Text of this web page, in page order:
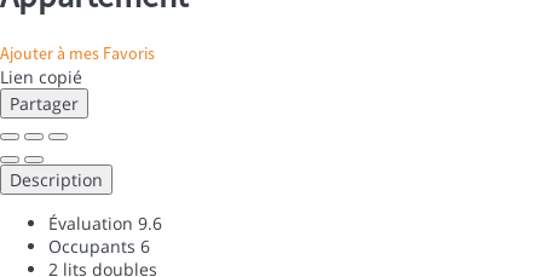
Ajouter à mes Favoris
Lien copié
Partager
Description
Évaluation 9.6
Occupants 6
2 lits doubles